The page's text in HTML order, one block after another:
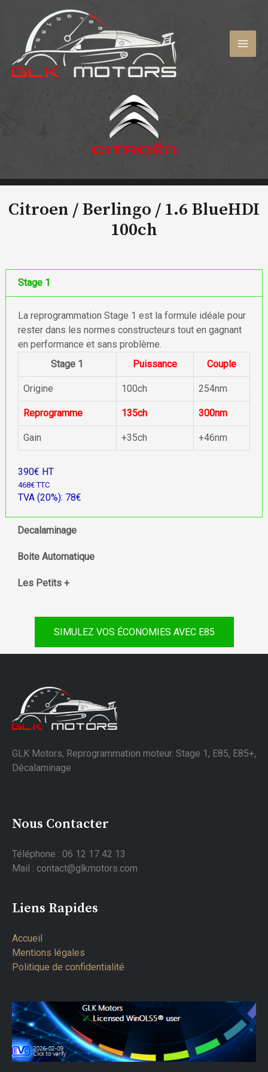
contenu
Citroen / Berlingo / 1.6 BlueHDI
100ch
Stage 1
La reprogrammation Stage 1 est la formule idéale pour
rester dans les normes constructeurs tout en gagnant
en performance et sans problème.
Stage 1
Puissance Couple
Origine 100ch 254nm
Reprogramme 135ch 300nm
Gain +35ch +46nm
390€ HT
468€ TTC
TVA (20%): 78€
Decalaminage
Boite Automatique
Les Petits +
SIMULEZ VOS ÉCONOMIES AVEC E85
GLK Motors, Reprogrammation moteur. Stage 1, E85, E85+,
Décalaminage
Nous Contacter
Téléphone : 06 12 17 42 13
Mail : contact@glkmotors.com
Liens Rapides
Accueil
Mentions légales
Politique de confidentialité